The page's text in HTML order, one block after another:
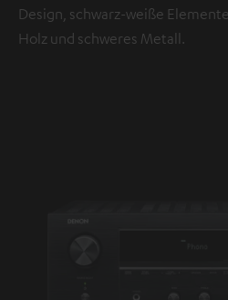
Design, schwarz-weiße
Holz und schweres Metall.